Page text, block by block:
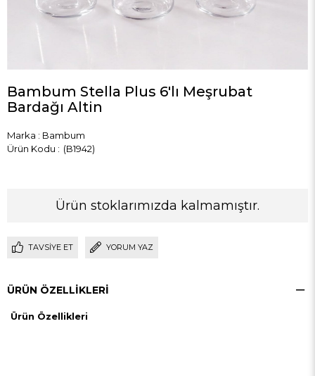
Bambum Stella Plus 6'lı Meşrubat
Bardağı Altin
Marka : Bambum
(B1942)
Ürün stoklarımızda kalmamıştır.
TAVSIYE ET YORUM YAZ
ÜRÜN ÖZELLIKLERI
Ürün Özellikleri